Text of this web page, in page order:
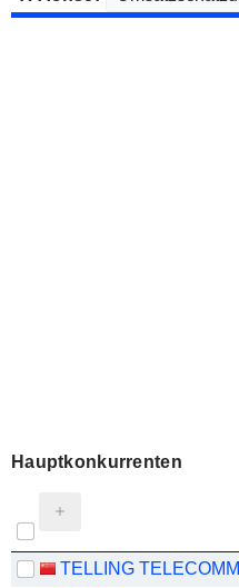
Hauptkonkurrenten